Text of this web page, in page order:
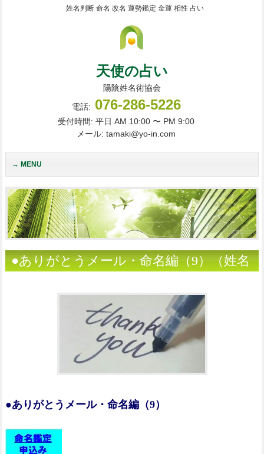
姓名判断 命名 改名 運勢鑑定 金運 相性 占い
天使の占い
陽陰姓名術協会
電話: 076-286-5226
受付時間: 平日 AM 10:00 〜 PM 9:00
メール: tamaki@yo-in.com
MENU
●ありがとうメール・命名編（9）（姓名
●ありがとうメール・命名編（9）